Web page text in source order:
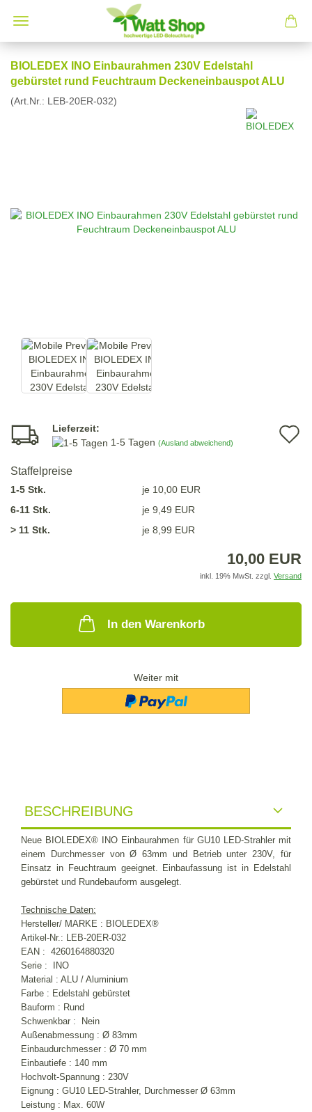
BIOLEDEX INO Einbaurahmen 230V Edelstahl
gebürstet rund Feuchtraum Deckeneinbauspot ALU
(Art.Nr.: LEB-20ER-032)
Lieferzeit:
1-5 Tagen (Ausland abweichend)
Staffelpreise
1-5 Stk.
je 10,00 EUR
6-11 Stk.
je 9,49 EUR
> 11 Stk.
je 8,99 EUR
10,00 EUR
inkl. 19% MwSt. zzgl. Versand
In den Warenkorb
Weiter mit
BESCHREIBUNG
Neue BIOLEDEX® INO Einbaurahmen für GU10 LED-Strahler mit
einem Durchmesser vonØ63mm und Betrieb unter 230V, für
Einsatz in Feuchtraum geeignet. Einbaufassung ist in Edelstahl
gebürstet und Rundebauform ausgelegt.
Technische Daten:
Hersteller/ MARKE : BIOLEDEX®
Artikel-Nr.: LEB-20ER-032
EAN : 4260164880320
Serie : INO
Material : ALU / Aluminium
Farbe : Edelstahl gebürstet
Bauform : Rund
Schwenkbar : Nein
Außenabmessung : Ø 83mm
Einbaudurchmesser : Ø 70 mm
Einbautiefe : 140 mm
Hochvolt-Spannung : 230V
Eignung : GU10 LED-Strahler, Durchmesser Ø 63mm
Leistung : Max. 60W